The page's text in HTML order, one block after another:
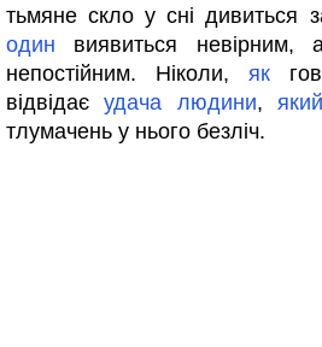
тьмяне скло у сні дивиться
один виявиться невірним,
непостійним. Ніколи, як
відвідаєудача людини,який
тлумачень у нього безліч.